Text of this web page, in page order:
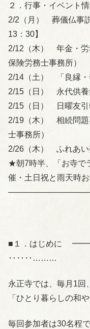
２．行事・イベン
2/2（月） 葬儀仏事
13：30】
2/12（木） 年金・労
保険労務士事務所）
2/14（土） 「良縁・
2/15（日） 永代供養
2/15（日） 日曜友引
2/19（木） 相続問題
士事務所）
2/26（木） ふれあい
★朝7時半、「お寺で
催・土日祝と雨天時お
■１．はじめに
‥‥‥………
永正寺では、毎月1回
「ひとり暮らしの和
毎回参加者は30名程で